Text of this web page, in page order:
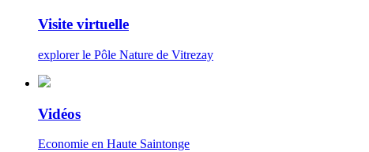
Visite virtuelle
explorer le Pôle Nature de Vitrezay
Vidéos
Economie en Haute Saintonge